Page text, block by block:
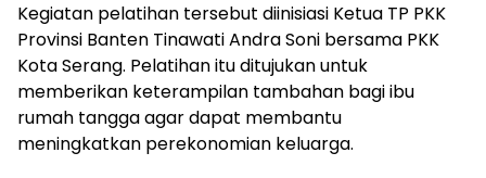
Kegiatan pelatihan tersebut diinisiasi Ketua TP PKK
Provinsi Banten Tinawati Andra Soni bersama PKK
Kota Serang. Pelatihan itu ditujukan untuk
memberikan keterampilan tambahan bagi ibu
rumah tangga agar dapat membantu
meningkatkan perekonomian keluarga.